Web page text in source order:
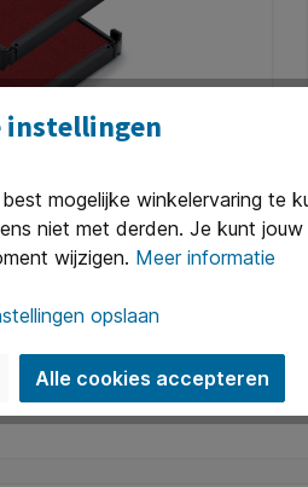
Printy 6/4912 2
6/4912 voor de Printy™ 4912
in rood, eveneens
documentecht volgens
winkelmand
instellingen
mogelijke winkelervaring te
niet met derden. Je kunt
wijzigen. Meer informatie
opslaan
Alle cookies accepteren